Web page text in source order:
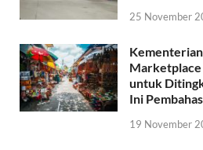
25 November
untuk
Ini
19 November